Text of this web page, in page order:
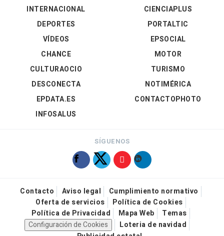
INTERNACIONAL
DEPORTES
VÍDEOS
CIENCIAPLUS
PORTALTIC
EPSOCIAL
CHANCE
CULTURAOCIO
DESCONECTA
EPDATA.ES
INFOSALUS
MOTOR
TURISMO
NOTIMÉRICA
CONTACTOPHOTO
SÍGUENOS
Contacto Aviso legal
Cumplimiento normativo
Oferta de servicios
Política de Cookies
Política de Privacidad
Mapa Web
Temas
Configuración de Cookies
Loteria de navidad